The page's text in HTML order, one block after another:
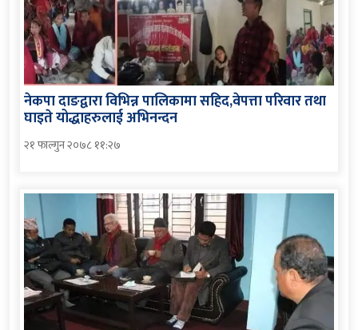
नेकपा दाङद्वारा विभिन्न पालिकामा सहिद,वेपत्ता परिवार तथा
घाइते योद्धाहरुलाई अभिनन्दन
२१ फाल्गुन २०७८ ११:२७